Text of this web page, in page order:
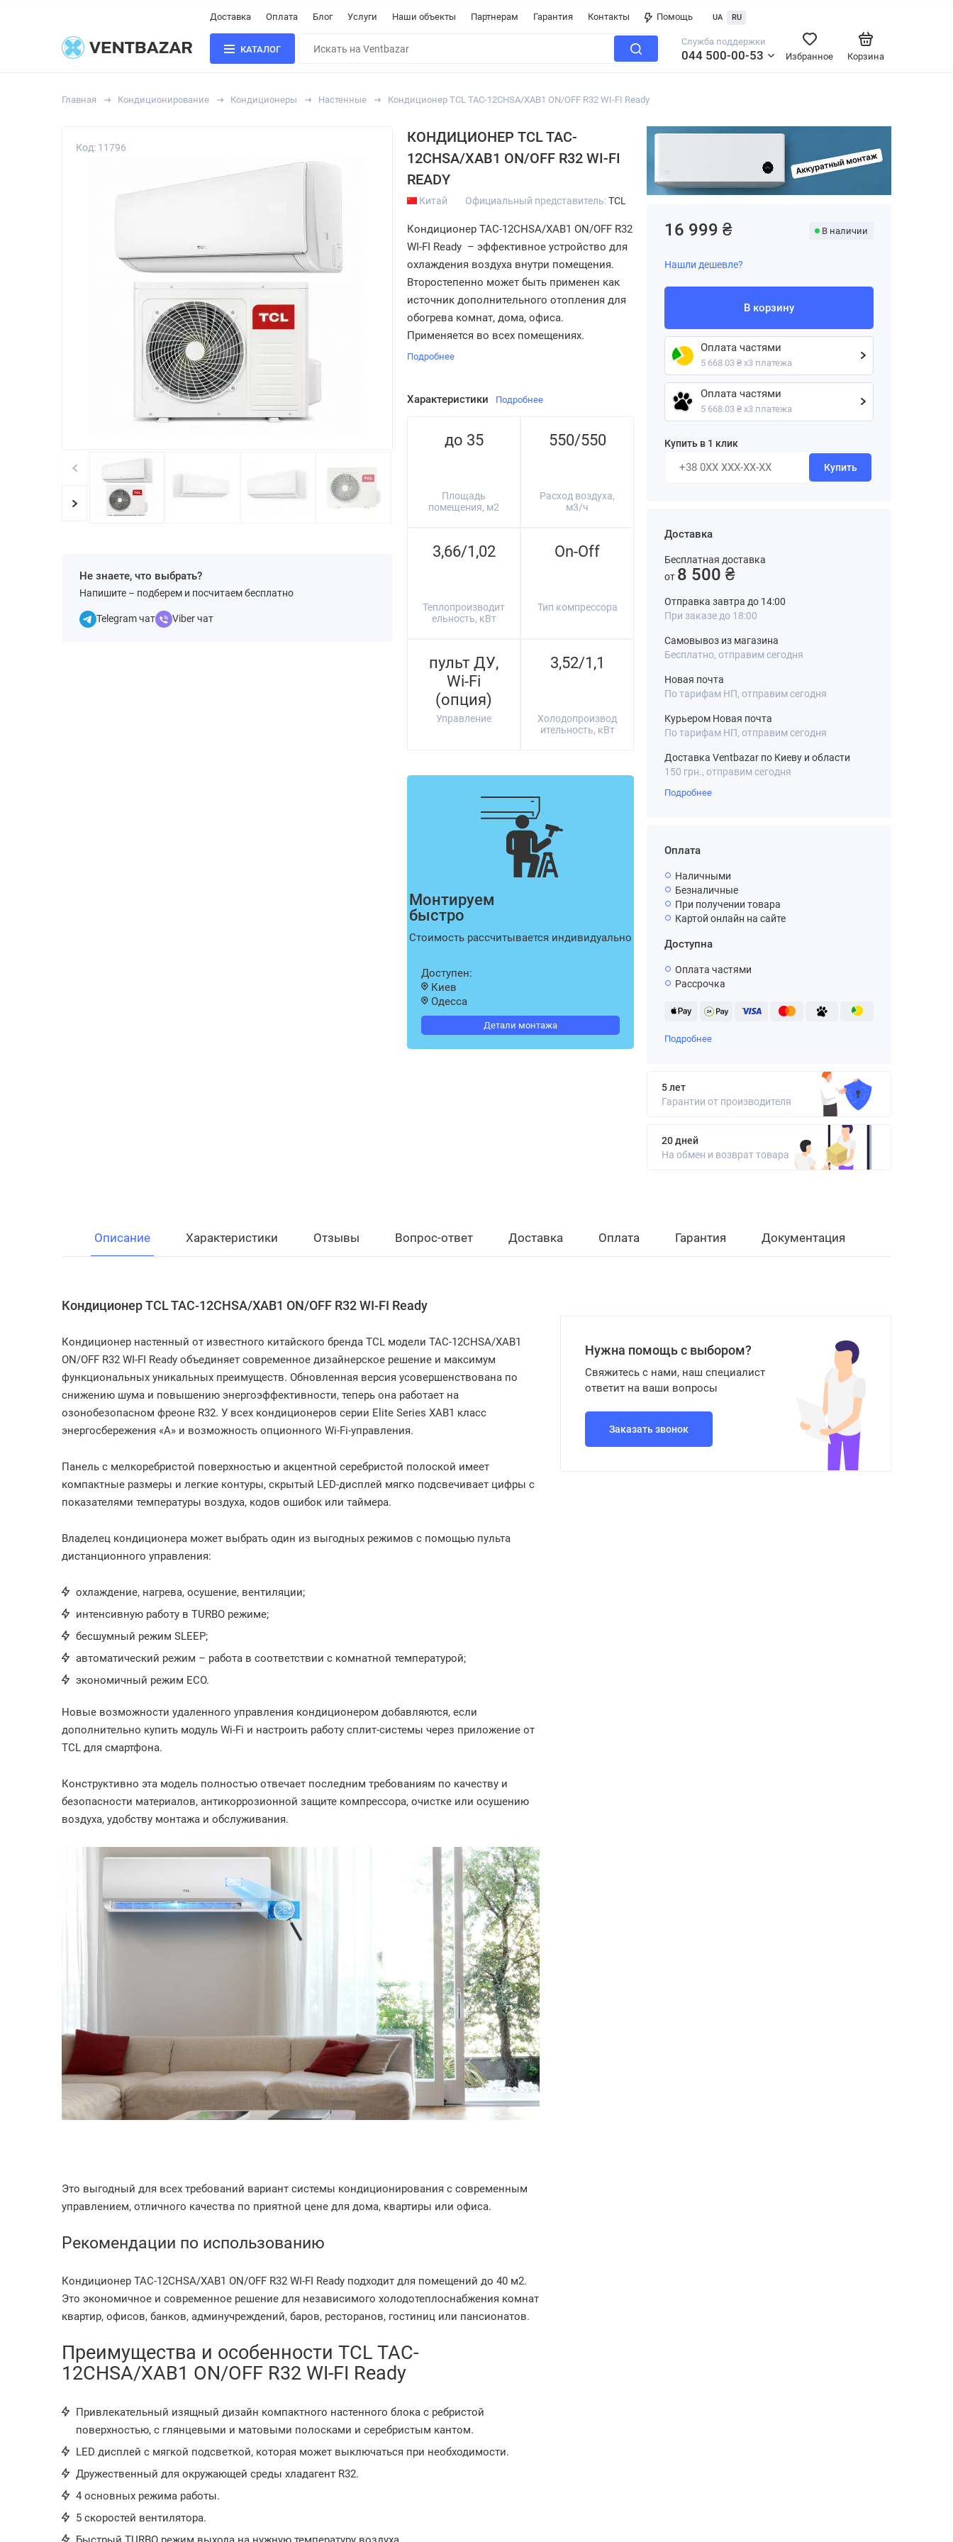
Доставка Оплата Блог Услуги Наши объекты Партнерам Гарантия Контакты Помощь UA RU
КАТАЛОГ
Служба поддержки
044 500-00-53 Корзина
Избранное
Главная Кондиционирование Кондиционеры Настенные Кондиционер TCL TAC-12CHSA/XAB1 ON/OFF R32 WI-FI Ready
Код: 11796
Не знаете, что выбрать?
Напишите – подберем и посчитаем бесплатно
Telegram чат Viber чат
КОНДИЦИОНЕР TCL TAC-
12CHSA/XAB1 ON/OFF R32 WI-FI
READY
Китай Официальный представитель:TCL
Кондиционер TAC-12CHSA/XAB1 ON/OFF R32
WI-FI Ready – эффективное устройство для
охлаждения воздуха внутри помещения.
Второстепенно может быть применен как
источник дополнительного отопления для
обогрева комнат, дома, офиса.
Применяется во всех помещениях.
Подробнее
Характеристики Подробнее
до 35
Площадь
помещения, м2
550/550
Расход воздуха,
м3/ч
3,66/1,02
Теплопроизводит
ельность, кВт
On-Off
Тип компрессора
пульт ДУ,
Wi-Fi
(опция)
Управление
3,52/1,1
Холодопроизвод
ительность, кВт
Монтируем
быстро
Стоимость рассчитывается индивидуально
Доступен:
Киев
Одесса
Детали монтажа
16 999 ₴ В наличии
Нашли дешевле?
В корзину
Оплата частями
5 668.03 ₴ х3 платежа
Оплата частями
5 668.03 ₴ х3 платежа
Купить в 1 клик
Купить
Доставка
Бесплатная доставка
от 8 500 ₴
Отправка завтра до 14:00
При заказе до 18:00
Самовывоз из магазина
Бесплатно, отправим сегодня
Новая почта
По тарифам НП, отправим сегодня
Курьером Новая почта
По тарифам НП, отправим сегодня
Доставка Ventbazar по Киеву и области
150 грн., отправим сегодня
Подробнее
Оплата
Наличными
Безналичные
При получении товара
Картой онлайн на сайте
Доступна
Оплата частями
Рассрочка
Подробнее
5 лет
Гарантии от производителя
20 дней
На обмен и возврат товара
Описание Характеристики Отзывы Вопрос-ответ Доставка Оплата Гарантия Документация
Кондиционер TCL TAC-12CHSA/XAB1 ON/OFF R32 WI-FI Ready
Кондиционер настенный от известного китайского бренда TCL модели TAC-12CHSA/XAB1
ON/OFF R32 WI-FI Ready объединяет современное дизайнерское решение и максимум
функциональных уникальных преимуществ. Обновленная версия усовершенствована по
снижению шума и повышению энергоэффективности, теперь она работает на
озонобезопасном фреоне R32. У всех кондиционеров серии Elite Series XAB1 класс
энергосбережения «А» и возможность опционного Wi-Fi-управления.
Панель с мелкоребристой поверхностью и акцентной серебристой полоской имеет
компактные размеры и легкие контуры, скрытый LED-дисплей мягко подсвечивает цифры с
показателями температуры воздуха, кодов ошибок или таймера.
Владелец кондиционера может выбрать один из выгодных режимов с помощью пульта
дистанционного управления:
охлаждение, нагрева, осушение, вентиляции;
интенсивную работу в TURBO режиме;
бесшумный режим SLEEP;
автоматический режим – работа в соответствии с комнатной температурой;
экономичный режим ECO.
Новые возможности удаленного управления кондиционером добавляются, если
дополнительно купить модуль Wi-Fi и настроить работу сплит-системы через приложение от
TCL для смартфона.
Конструктивно эта модель полностью отвечает последним требованиям по качеству и
безопасности материалов, антикоррозионной защите компрессора, очистке или осушению
воздуха, удобству монтажа и обслуживания.
Это выгодный для всех требований вариант системы кондиционирования с современным
управлением, отличного качества по приятной цене для дома, квартиры или офиса.
Рекомендации по использованию
Кондиционер TAC-12CHSA/XAB1 ON/OFF R32 WI-FI Ready подходит для помещений до 40 м2.
Это экономичное и современное решение для независимого холодотеплоснабжения комнат
квартир, офисов, банков, админучреждений, баров, ресторанов, гостиниц или пансионатов.
Преимущества и особенности TCL TAC-
12CHSA/XAB1 ON/OFF R32 WI-FI Ready
Привлекательный изящный дизайн компактного настенного блока с ребристой
поверхностью, с глянцевыми и матовыми полосками и серебристым кантом.
LED дисплей с мягкой подсветкой, которая может выключаться при необходимости.
Дружественный для окружающей среды хладагент R32.
4 основных режима работы.
5 скоростей вентилятора.
Нужна помощь с выбором?
Свяжитесь с нами, наш специалист
ответит на ваши вопросы
Заказать звонок